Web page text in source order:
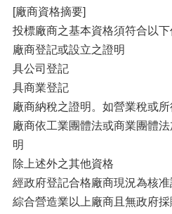
[廠商資格摘要]
投標廠商之基本資格須符合以下
廠商登記或設立之證明
具公司登記
具商業登記
廠商納稅之證明。如營業稅或所
廠商依工業團體法或商業團體
明
除上述外之其他資格
經政府登記合格廠商現況為核
綜合營造業以上廠商且無政府